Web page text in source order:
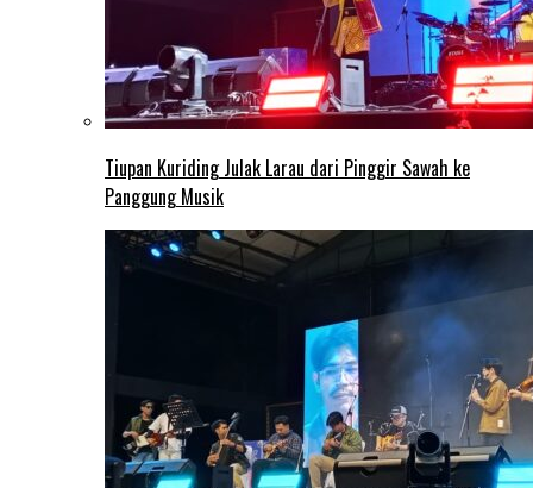
Tiupan Kuriding Julak Larau dari Pinggir Sawah ke
Panggung Musik